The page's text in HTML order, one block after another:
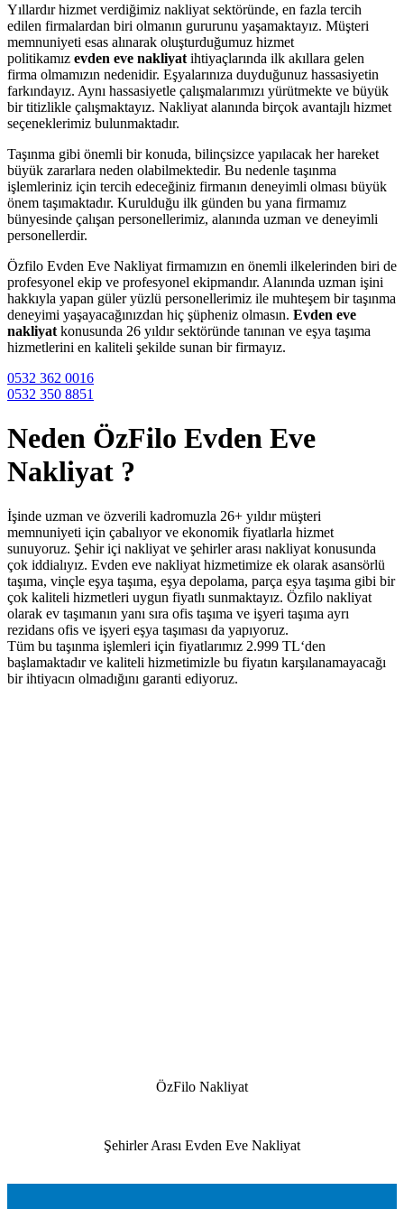
Yıllardır hizmet verdiğimiz nakliyat sektöründe, en fazla tercih
edilen firmalardan biri olmanın gururunu yaşamaktayız. Müşteri
memnuniyeti esas alınarak oluşturduğumuz hizmet
politikamız evden eve nakliyat ihtiyaçlarında ilk akıllara gelen
firma olmamızın nedenidir. Eşyalarınıza duyduğunuz hassasiyetin
farkındayız. Aynı hassasiyetle çalışmalarımızı yürütmekte ve büyük
bir titizlikle çalışmaktayız. Nakliyat alanında birçok avantajlı hizmet
seçeneklerimiz bulunmaktadır.
Taşınma gibi önemli bir konuda, bilinçsizce yapılacak her hareket
büyük zararlara neden olabilmektedir. Bu nedenle taşınma
işlemleriniz için tercih edeceğiniz firmanın deneyimli olması büyük
önem taşımaktadır. Kurulduğu ilk günden bu yana firmamız
bünyesinde çalışan personellerimiz, alanında uzman ve deneyimli
personellerdir.
Özfilo Evden Eve Nakliyat firmamızın en önemli ilkelerinden biri de
profesyonel ekip ve profesyonel ekipmandır. Alanında uzman işini
hakkıyla yapan güler yüzlü personellerimiz ile muhteşem bir taşınma
deneyimi yaşayacağınızdan hiç şüpheniz olmasın. Evden eve
nakliyat konusunda 26 yıldır sektöründe tanınan ve eşya taşıma
hizmetlerini en kaliteli şekilde sunan bir firmayız.
0532 362 0016
0532 350 8851
Neden ÖzFilo Evden Eve
Nakliyat ?
İşinde uzman ve özverili kadromuzla 26+ yıldır müşteri
memnuniyeti için çabalıyor ve ekonomik fiyatlarla hizmet
sunuyoruz. Şehir içi nakliyat ve şehirler arası nakliyat konusunda
çok iddialıyız. Evden eve nakliyat hizmetimize ek olarak asansörlü
taşıma, vinçle eşya taşıma, eşya depolama, parça eşya taşıma gibi bir
çok kaliteli hizmetleri uygun fiyatlı sunmaktayız. Özfilo nakliyat
olarak ev taşımanın yanı sıra ofis taşıma ve işyeri taşıma ayrı
rezidans ofis ve işyeri eşya taşıması da yapıyoruz.
Tüm bu taşınma işlemleri için fiyatlarımız 2.999 TL‘den
başlamaktadır ve kaliteli hizmetimizle bu fiyatın karşılanamayacağı
bir ihtiyacın olmadığını garanti ediyoruz.
ÖzFilo Nakliyat
Şehirler Arası Evden Eve Nakliyat